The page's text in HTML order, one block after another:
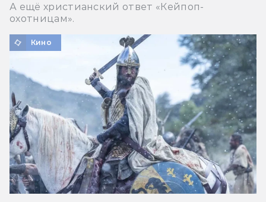
А ещё христианский ответ «Кейпоп-
охотницам».
Кино